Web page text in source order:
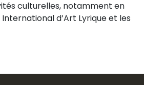
culturelles, notamment en
d’Art Lyrique et les